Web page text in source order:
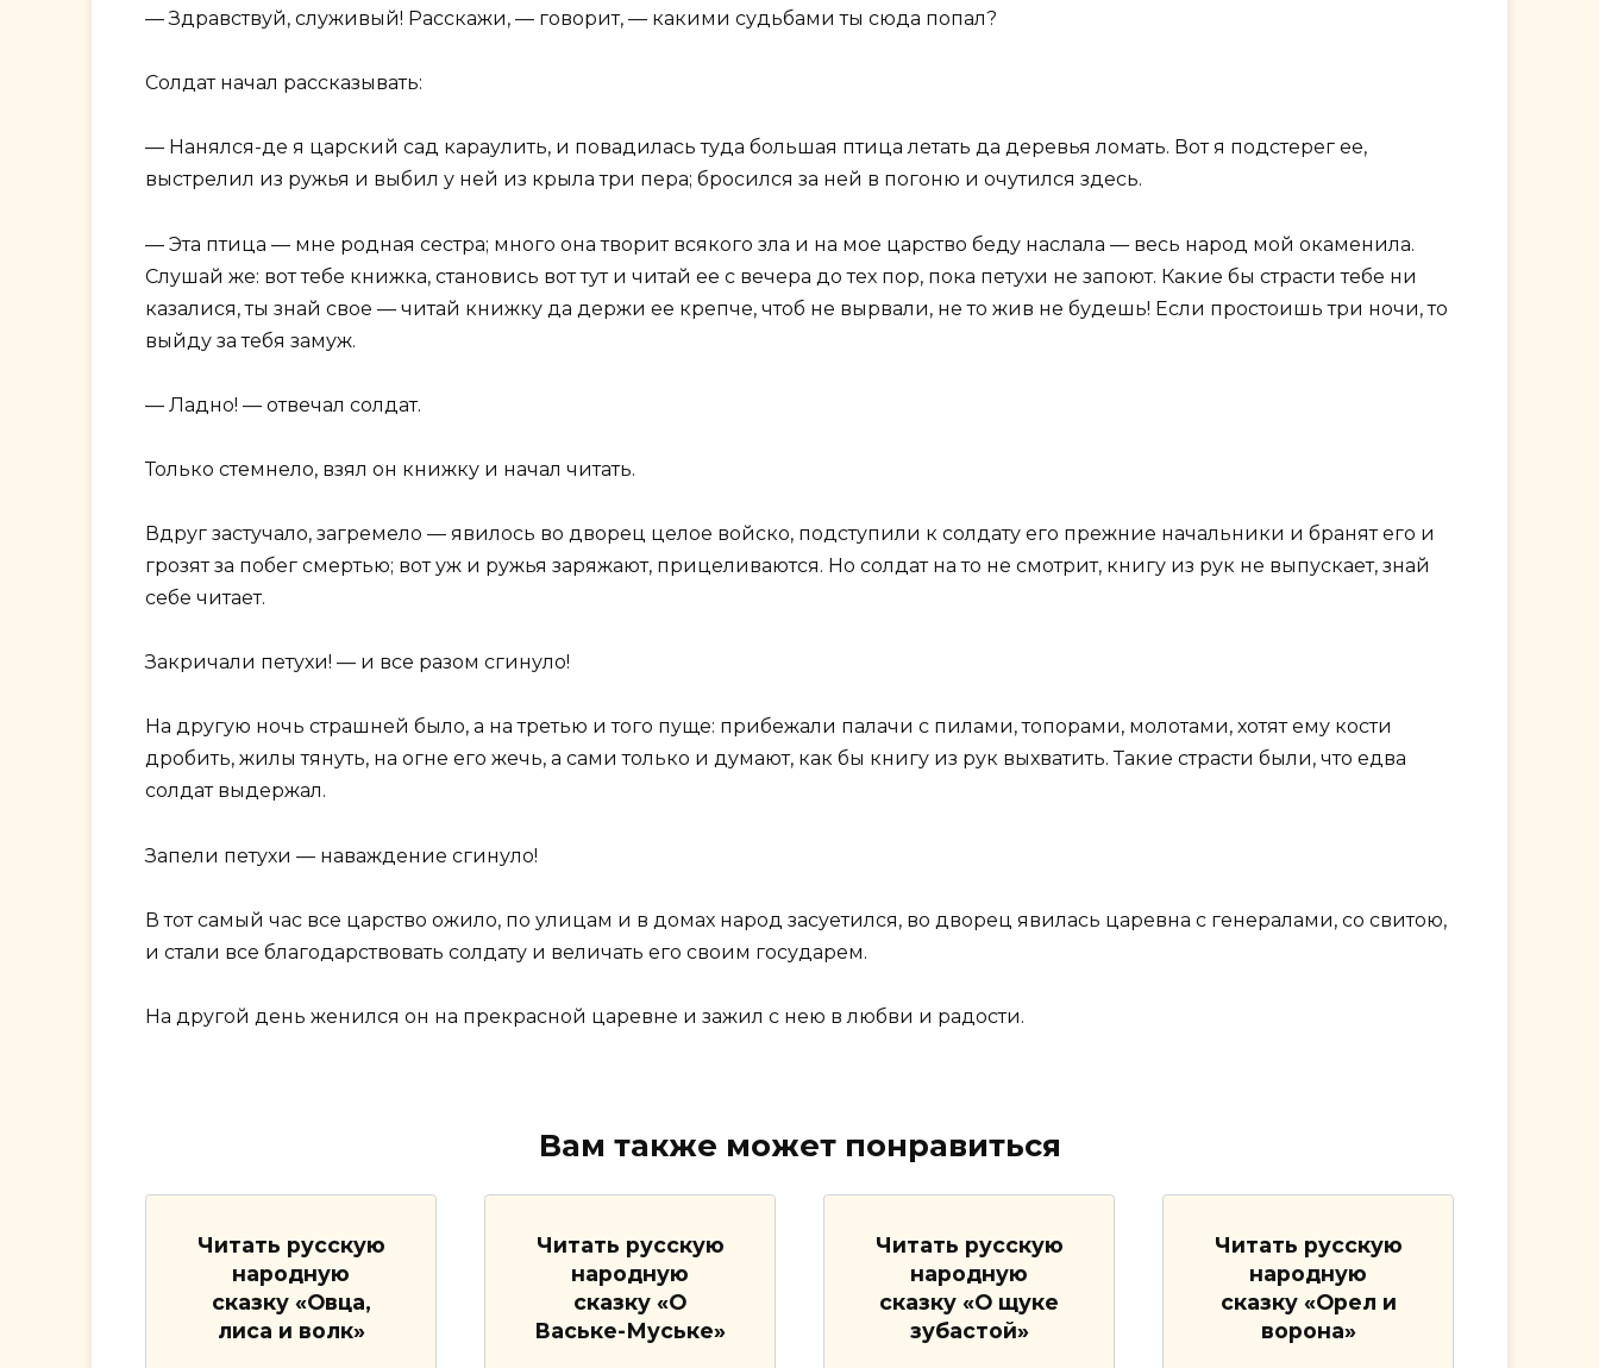
— Здравствуй, служивый! Расскажи, — говорит, — какими судьбами ты сюда попал?
Солдат начал рассказывать:
— Нанялся-де я царский сад караулить, и повадилась туда большая птица летать да деревья ломать. Вот я подстерег ее,
выстрелил из ружья и выбил у ней из крыла три пера; бросился за ней в погоню и очутился здесь.
— Эта птица — мне родная сестра; много она творит всякого зла и на мое царство беду наслала — весь народ мой окаменила.
Слушай же: вот тебе книжка, становись вот тут и читай ее с вечера до тех пор, пока петухи не запоют. Какие бы страсти тебе ни
казалися, ты знай свое — читай книжку да держи ее крепче, чтоб не вырвали, не то жив не будешь! Если простоишь три ночи, то
выйду за тебя замуж.
— Ладно! — отвечал солдат.
Только стемнело, взял он книжку и начал читать.
Вдруг застучало, загремело — явилось во дворец целое войско, подступили к солдату его прежние начальники и бранят его и
грозят за побег смертью; вот уж и ружья заряжают, прицеливаются. Но солдат на то не смотрит, книгу из рук не выпускает, знай
себе читает.
Закричали петухи! — и все разом сгинуло!
На другую ночь страшней было, а на третью и того пуще: прибежали палачи с пилами, топорами, молотами, хотят ему кости
дробить, жилы тянуть, на огне его жечь, а сами только и думают, как бы книгу из рук выхватить. Такие страсти были, что едва
солдат выдержал.
Запели петухи — наваждение сгинуло!
В тот самый час все царство ожило, по улицам и в домах народ засуетился, во дворец явилась царевна с генералами, со свитою,
и стали все благодарствовать солдату и величать его своим государем.
На другой день женился он на прекрасной царевне и зажил с нею в любви и радости.
Вам также может понравиться
Читать русскую
народную
сказку «Овца,
лиса и волк»
Читать русскую
народную
сказку «О
Ваське-Муське»
Читать русскую
народную
сказку «О щуке
зубастой»
Читать русскую
народную
сказку «Орел и
ворона»